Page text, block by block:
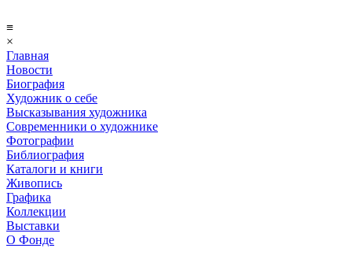
≡
×
Главная
Новости
Биография
Художник о себе
Выcказывания художника
Современники о художнике
Фотографии
Библиография
Каталоги и книги
Живопись
Графика
Коллекции
Выставки
О Фонде